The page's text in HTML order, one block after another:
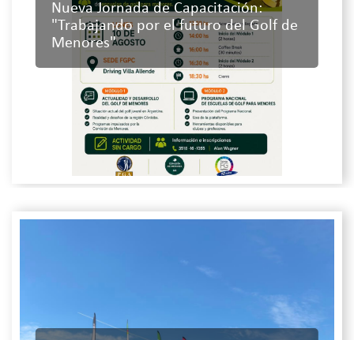
Nueva Jornada de Capacitación:
"Trabajando por el futuro del Golf de
Menores"